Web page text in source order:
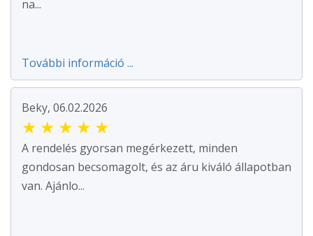
na...
További információ ...
Beky, 06.02.2026
★ ★ ★ ★ ★
A rendelés gyorsan megérkezett, minden
gondosan becsomagolt, és az áru kiváló állapotban
van. Ajánlo...